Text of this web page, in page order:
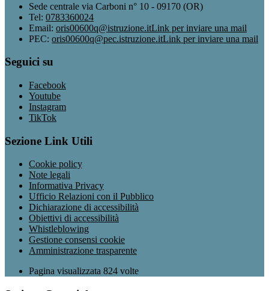
Sede centrale via Carboni n° 10 - 09170 (OR)
Tel: 0783360024
Email: oris00600q@istruzione.itLink per inviare una mail
PEC: oris00600q@pec.istruzione.itLink per inviare una mail
Seguici su
Facebook
Youtube
Instagram
TikTok
Sezione Link Utili
Cookie policy
Note legali
Informativa Privacy
Ufficio Relazioni con il Pubblico
Dichiarazione di accessibilità
Obiettivi di accessibilità
Whistleblowing
Gestione consensi cookie
Amministrazione trasparente
Pagina visualizzata 824 volte